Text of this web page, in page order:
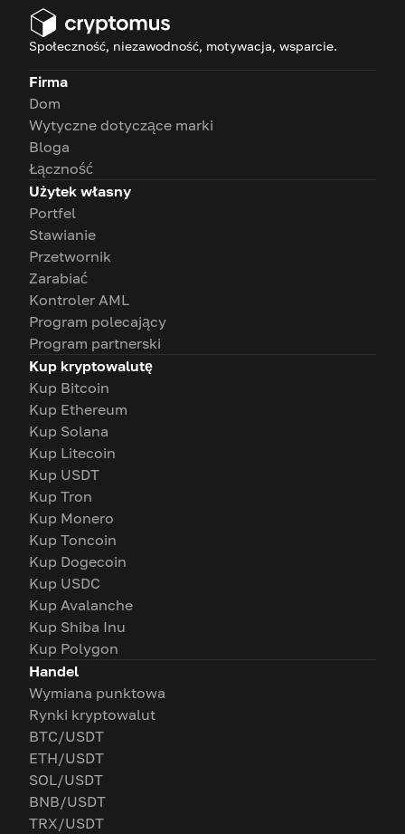
Społeczność, niezawodność, motywacja, wsparcie.
Firma
Dom
Wytyczne dotyczące marki
Bloga
Łączność
Użytek własny
Portfel
Stawianie
Przetwornik
Zarabiać
Kontroler AML
Program polecający
Program partnerski
Kup kryptowalutę
Kup Bitcoin
Kup Ethereum
Kup Solana
Kup Litecoin
Kup USDT
Kup Tron
Kup Monero
Kup Toncoin
Kup Dogecoin
Kup USDC
Kup Avalanche
Kup Shiba Inu
Kup Polygon
Handel
Wymiana punktowa
Rynki kryptowalut
BTC/USDT
ETH/USDT
SOL/USDT
BNB/USDT
TRX/USDT